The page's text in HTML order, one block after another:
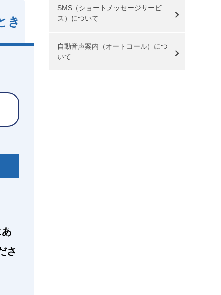
き
さ
SMS（ショートメッセージサービ
ス）について
自動音声案内（オートコール）につ
いて